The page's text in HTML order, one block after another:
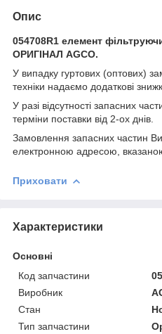
Опис
054708R1 елемент
ОРИГІНАЛ AGCO.
У випадку гуртових (оптових)
техніки надаємо додаткові
У разі відсутності запасних
терміни поставки від 2-ох днів.
Замовлення запасних частин
електронною адресою,
Приховати
Характеристики
Основні
Код запчастини
Виробник
Стан
Тип запчастини